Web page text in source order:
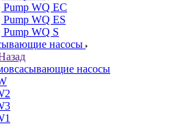
WQ EC
WQ ES
WQ S
насосы
насосы